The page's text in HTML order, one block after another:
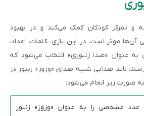
و تمرکز کودکان کمک می‌کند و در بهبود
آن‌ها موثر است. در این بازی، کلمات، اعداد،
عنوان «صدا زنبوری» انتخاب می‌شود که
باید صدایی شبیه صدای «وزوز» زنبور در
به صورت زیر انجام می‌شود:
عدد مشخصی را به عنوان «وزوز» زنبور